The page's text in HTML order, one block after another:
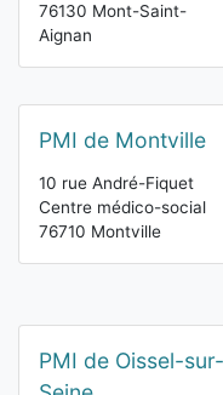
76130 Mont-Saint-
Aignan
PMI de Montville
10 rue André-Fiquet
Centre médico-social
76710 Montville
PMI de Oissel-sur-